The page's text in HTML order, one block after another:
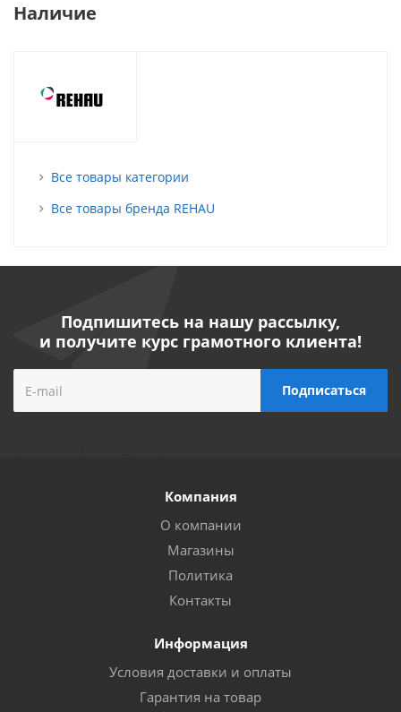
Наличие
Все товары категории
Все товары бренда REHAU
Подпишитесь на нашу рассылку,
и получите курс грамотного клиента!
Компания
О компании
Магазины
Политика
Контакты
Информация
Условия доставки и оплаты
Гарантия на товар